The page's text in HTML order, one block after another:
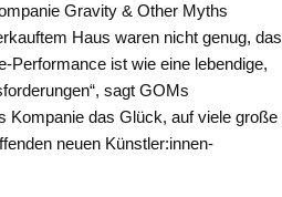
Gravity & Other Myths
Haus waren nicht genug, das
Performance ist wie eine lebendige,
sagt GOMs
Kompanie das Glück, auf viele große
neuen Künstler:innen-